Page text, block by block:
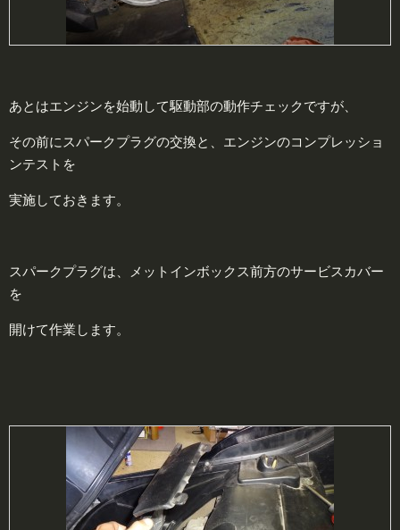
あとはエンジンを始動して駆動部の動作チェックですが、
その前にスパークプラグの交換と、エンジンのコンプレッショ
ンテストを
実施しておきます。
スパークプラグは、メットインボックス前方のサービスカバー
を
開けて作業します。